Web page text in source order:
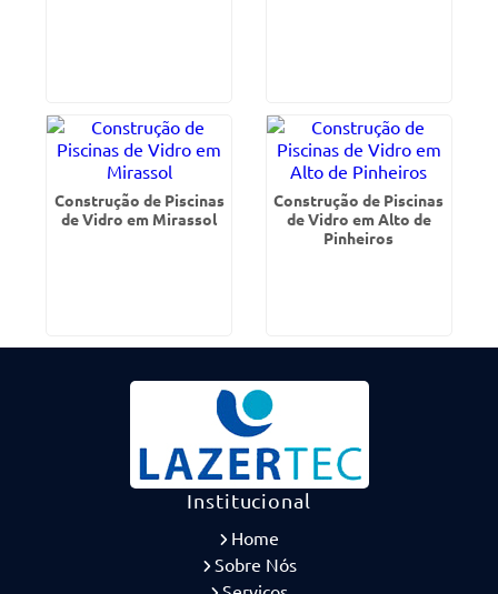
Construção de Piscinas
de Vidro em Mirassol
Construção de Piscinas
de Vidro em Alto de
Pinheiros
Institucional
Home
Sobre Nós